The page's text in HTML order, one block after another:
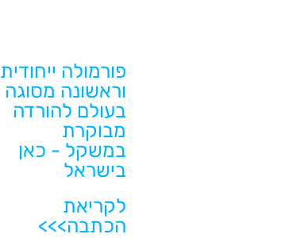
פורמולה ייחודית
וראשונה מסוגה
בעולם להורדה
מבוקרת
במשקל - כאן
בישראל
לקריאת
הכתבה>>>